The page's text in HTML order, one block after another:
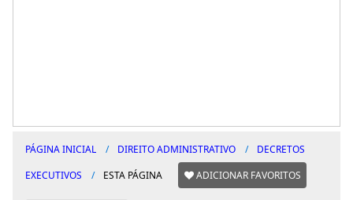
PÁGINA INICIAL DIREITO ADMINISTRATIVO
DECRETOS
EXECUTIVOS
ESTA PÁGINA ADICIONAR FAVORITOS